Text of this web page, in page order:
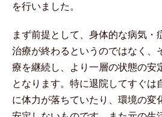
を行いました。
まず前提として、身体的な病気・
治療が終わるというのではなく、
療を継続し、より一層の状態の安
となります。特に退院してすぐは
に体力が落ちていたり、環境の変